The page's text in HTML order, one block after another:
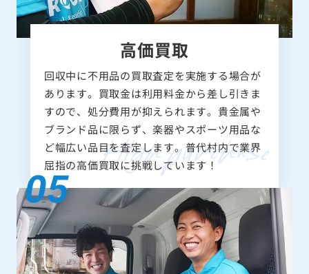
高価買取
回収中に不用品の買取査定を実施する場合が
あります。買取金は利用料金から差し引きま
すので、処分費用が抑えられます。貴金属や
ブランド品に限らず、楽器やスポーツ用品な
ど幅広い品目を査定します。普代村内で業界
屈指の高価買取に挑戦しています！